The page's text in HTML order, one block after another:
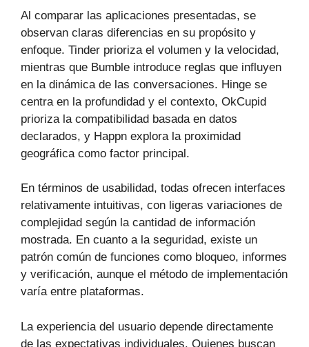
Al comparar las aplicaciones presentadas, se
observan claras diferencias en su propósito y
enfoque. Tinder prioriza el volumen y la velocidad,
mientras que Bumble introduce reglas que influyen
en la dinámica de las conversaciones. Hinge se
centra en la profundidad y el contexto, OkCupid
prioriza la compatibilidad basada en datos
declarados, y Happn explora la proximidad
geográfica como factor principal.
En términos de usabilidad, todas ofrecen interfaces
relativamente intuitivas, con ligeras variaciones de
complejidad según la cantidad de información
mostrada. En cuanto a la seguridad, existe un
patrón común de funciones como bloqueo, informes
y verificación, aunque el método de implementación
varía entre plataformas.
La experiencia del usuario depende directamente
de las expectativas individuales. Quienes buscan